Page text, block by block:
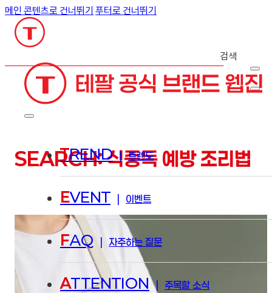
메인 콘텐츠로 건너뛰기 푸터로 건너뛰기
검색
TREND 트렌드
EVENT 이벤트
FAQ 자주하는 질문
ATTENTION | 주목할 소식
SEARCH: 식중독 예방 조리법